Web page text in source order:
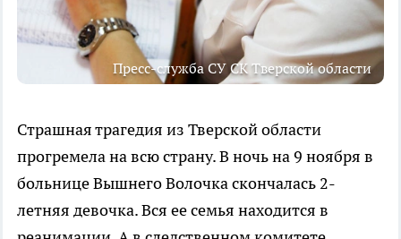
Пресс-служба СУ СК Тверской области
Страшная трагедия из Тверской области
прогремела на всю страну. В ночь на 9 ноября в
больнице Вышнего Волочка скончалась 2-
летняя девочка. Вся ее семья находится в